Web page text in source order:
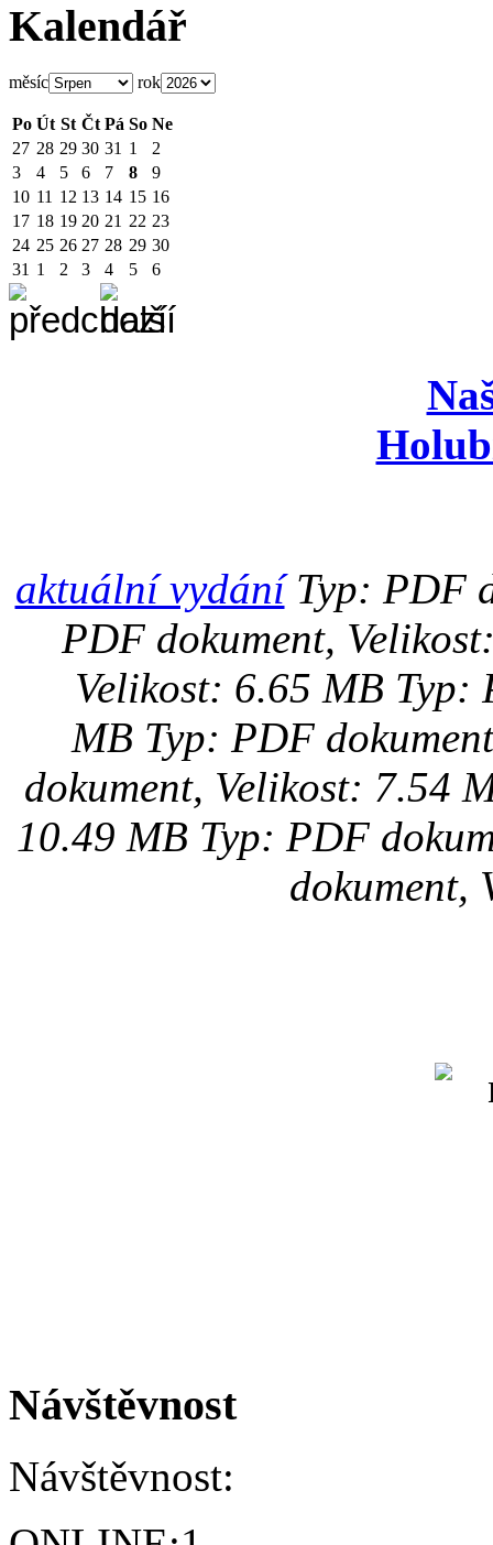
Kalendář
měsíc rok
Po Út St Čt Pá So Ne
27 28 29 30 31 1
2
3
4 5 6 7 8
9
10 11 12 13 14 15 16
17 18 19 20 21 22 23
24 25 26 27 28 29 30
31 1 2 3 4 5 6
aktuální vydáníTyp: PDF
PDF dokument,
Velikost: 6.65 MB Typ:
MB Typ: PDF
dokument, Velikost: 7.54
10.49 MB Typ: PDF
dokument,
Návštěvnost
Návštěvnost: